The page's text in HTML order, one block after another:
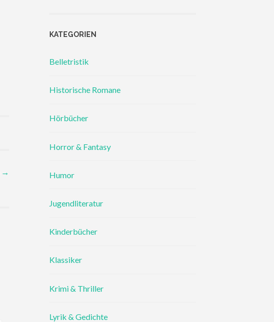
→
KATEGORIEN
Belletristik
Historische Romane
Hörbücher
Horror & Fantasy
Humor
Jugendliteratur
Kinderbücher
Klassiker
Krimi & Thriller
Lyrik & Gedichte